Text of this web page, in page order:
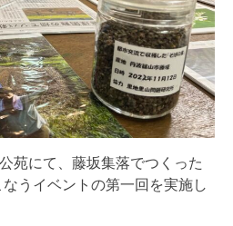
苑にて、藤坂集落でつくった
うイベントの第一回を実施し